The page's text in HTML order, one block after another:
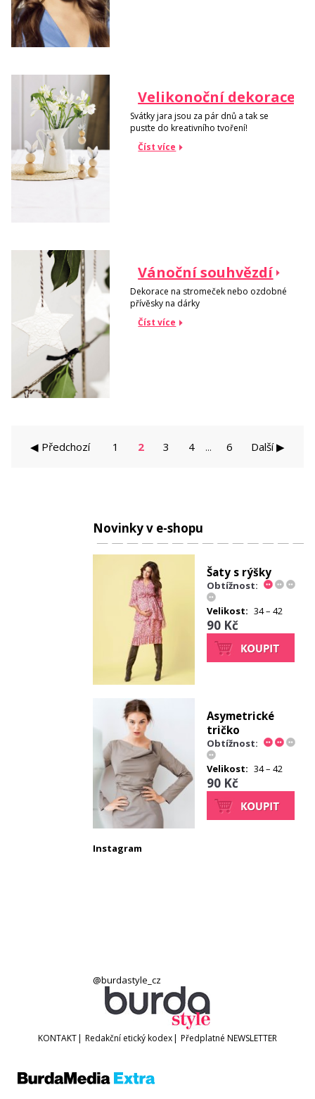
Velikonoční dekorace
Svátky jara jsou za pár dnů a tak se
pusťte do kreativního tvoření!
Číst více
Vánoční souhvězdí
Dekorace na stromeček nebo ozdobné
přívěsky na dárky
Číst více
◀ Předchozí 1 2 3 4 ... 6 Další ▶
Novinky v e-shopu
Šaty s rýšky
Obtížnost:
Velikost: 34 – 42
90 Kč
Asymetrické
tričko
Obtížnost:
Velikost: 34 – 42
90 Kč
Instagram
@burdastyle_cz
KONTAKT| Redakční etický kodex| Předplatné NEWSLETTER